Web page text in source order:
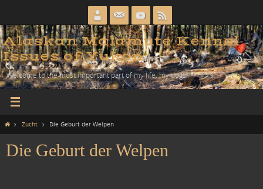
springen
Alaskan Malamute Kennel
Issues of Yukon
Welcome to the most important part of my life, my dogs!
HomeZucht Die Geburt der Welpen
Die Geburt der Welpen